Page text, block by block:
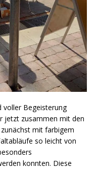
voller Begeisterung
jetzt zusammen mit den
mit farbigem
so leicht von
konnten. Diese